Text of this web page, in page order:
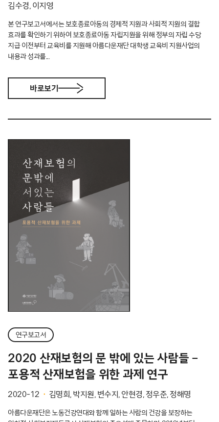
김수경, 이지영
본 연구보고서에서는 보호종료아동의 경제적 지원과 사회적 지원의 결합
효과를 확인하기 위하여 보호종료아동 자립지원을 위해 정부의 자립 수당
지급 이전부터 교육비를 지원해 아름다운재단 대학생 교육비 지원사업의
내용과 성과를...
바로보기
연구보고서
2020 산재보험의 문 밖에 있는 사람들 –
포용적 산재보험을 위한 과제 연구
2020-12 김명희, 박지원, 변수지, 안현경, 정우준, 정해명
아름다운재단은 노동건강연대와 함께 일하는 사람의 건강을 보장하는